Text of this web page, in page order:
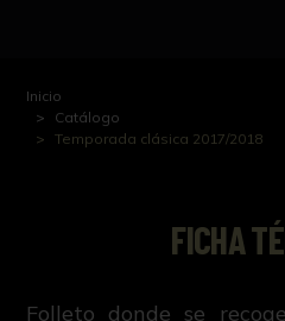
Inicio
Catálogo
Temporada clásica 2017/2018
FICHA
Folleto donde se